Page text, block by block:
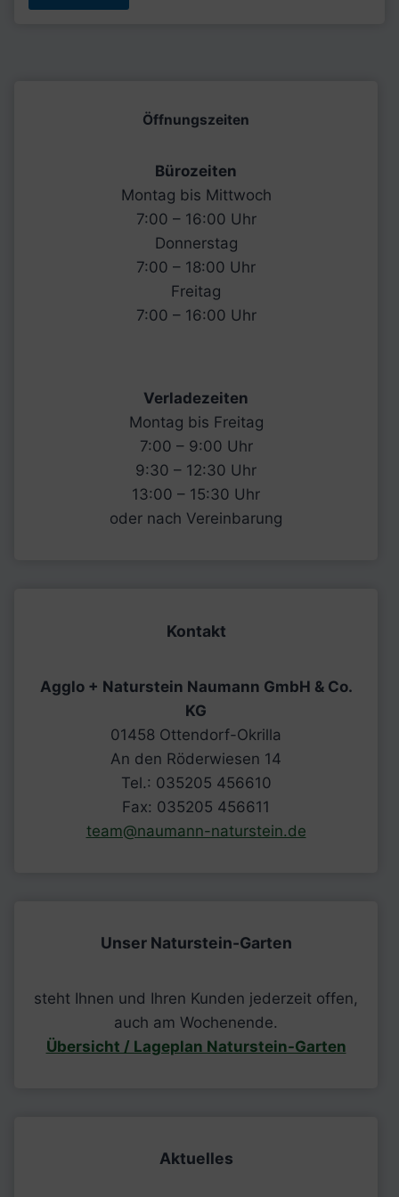
Öffnungszeiten
Bürozeiten
Montag bis Mittwoch
7:00 – 16:00 Uhr
Donnerstag
7:00 – 18:00 Uhr
Freitag
7:00 – 16:00 Uhr
Verladezeiten
Montag bis Freitag
7:00 – 9:00 Uhr
9:30 – 12:30 Uhr
13:00 – 15:30 Uhr
oder nach Vereinbarung
Kontakt
Agglo + Naturstein Naumann GmbH & Co.
KG
01458 Ottendorf-Okrilla
An den Röderwiesen 14
Tel.: 035205 456610
Fax: 035205 456611
team@naumann-naturstein.de
Unser Naturstein-Garten
steht Ihnen und Ihren Kunden jederzeit offen,
auch am Wochenende.
Übersicht / Lageplan Naturstein-Garten
Aktuelles